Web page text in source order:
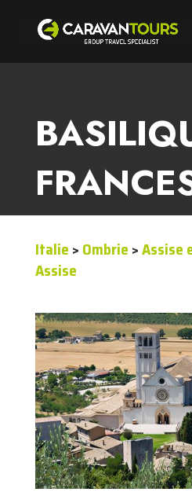
Italie > Ombrie >Assise
Assise